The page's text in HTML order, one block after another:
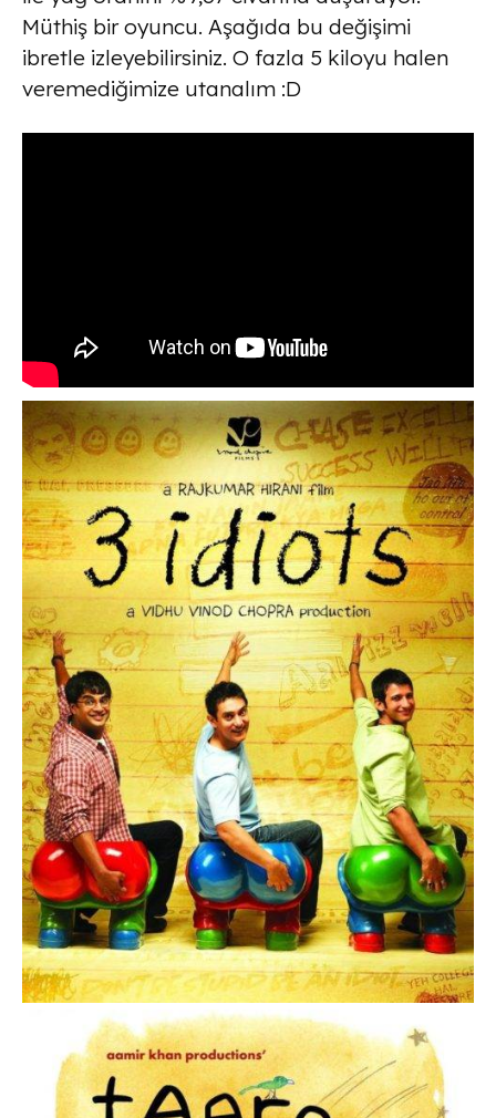
Müthiş bir oyuncu. Aşağıda bu değişimi
ibretle izleyebilirsiniz. O fazla 5 kiloyu halen
veremediğimize utanalım :D